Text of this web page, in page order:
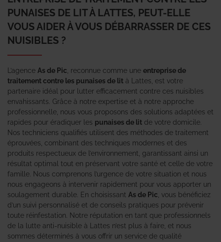
PUNAISES DE LIT À LATTES, PEUT-ELLE
VOUS AIDER À VOUS DÉBARRASSER DE CES
NUISIBLES ?
L’agence As de Pic , reconnue comme une entreprise de
traitement contre les punaises de lit à Lattes, est votre
partenaire idéal pour lutter efficacement contre ces nuisibles
envahissants. Grâce à notre expertise et à notre approche
professionnelle, nous vous proposons des solutions adaptées et
rapides pour éradiquer les punaises de lit de votre domicile.
Nos techniciens qualifiés utilisent des méthodes de traitement
éprouvées, combinant des techniques modernes et des
produits respectueux de l’environnement, garantissant ainsi un
résultat optimal tout en préservant votre santé et celle de votre
famille. Nous comprenons l’urgence de votre situation et nous
nous engageons à intervenir rapidement pour vous apporter un
soulagement durable. En choisissant As de Pic , vous bénéficiez
d’un suivi personnalisé et de conseils pratiques pour prévenir
toute réinfestation. Notre réputation en tant que professionnels
de la lutte anti-nuisible à Lattes n’est plus à faire, et nous
sommes déterminés à vous offrir un service de qualité